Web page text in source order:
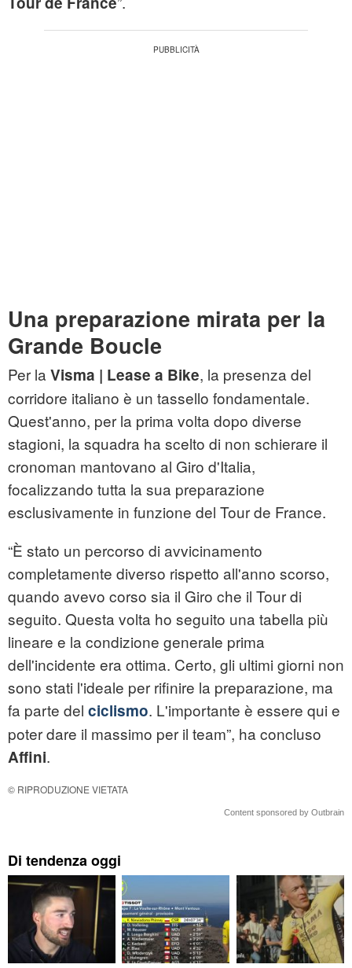
Una preparazione mirata per la
Grande Boucle
Per la Visma | Lease a Bike, la presenza del
corridore italiano è un tassello fondamentale.
Quest'anno, per la prima volta dopo diverse
stagioni, la squadra ha scelto di non schierare il
cronoman mantovano al Giro d'Italia,
focalizzando tutta la sua preparazione
esclusivamente in funzione del Tour de France.
“È stato un percorso di avvicinamento
completamente diverso rispetto all'anno scorso,
quando avevo corso sia il Giro che il Tour di
seguito. Questa volta ho seguito una tabella più
lineare e la condizione generale prima
dell'incidente era ottima. Certo, gli ultimi giorni non
sono stati l'ideale per rifinire la preparazione, ma
fa parte del ciclismo. L'importante è essere qui e
poter dare il massimo per il team”, ha concluso
Affini.
© RIPRODUZIONE VIETATA
Content sponsored by Outbrain
Di tendenza oggi